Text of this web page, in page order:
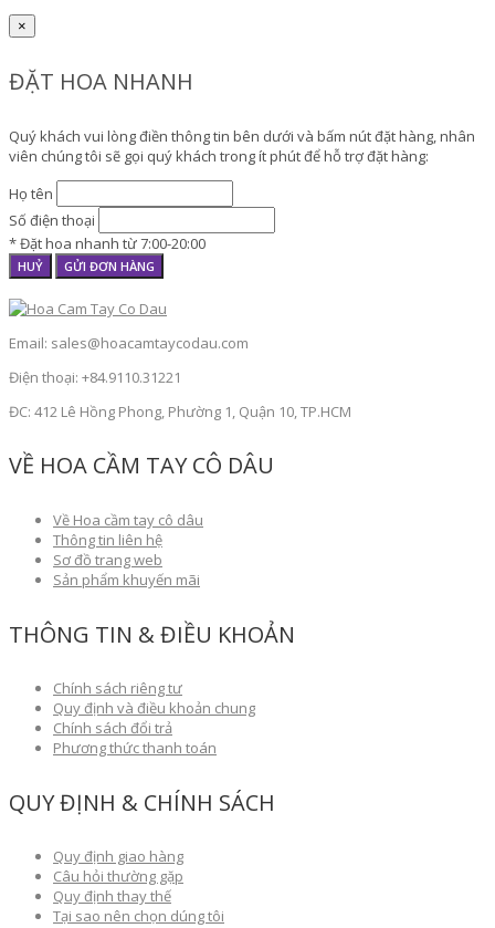
×
ĐẶT HOA NHANH
Quý khách vui lòng điền thông tin bên dưới và bấm nút đặt hàng, nhân
viên chúng tôi sẽ gọi quý khách trong ít phút để hỗ trợ đặt hàng:
Họ tên
Số điện thoại
* Đặt hoa nhanh từ 7:00-20:00
HUỶ GỬI ĐƠN HÀNG
Email: sales@hoacamtaycodau.com
Điện thoại: +84.9110.31221
ĐC: 412 Lê Hồng Phong, Phường 1, Quận 10, TP.HCM
VỀ HOA CẦM TAY CÔ DÂU
Về Hoa cầm tay cô dâu
Thông tin liên hệ
Sơ đồ trang web
Sản phẩm khuyến mãi
THÔNG TIN & ĐIỀU KHOẢN
Chính sách riêng tư
Quy định và điều khoản chung
Chính sách đổi trả
Phương thức thanh toán
QUY ĐỊNH & CHÍNH SÁCH
Quy định giao hàng
Câu hỏi thường gặp
Quy định thay thế
Tại sao nên chọn dúng tôi